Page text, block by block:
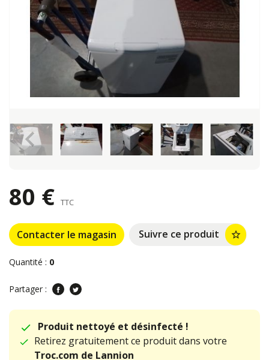
keyboard_arrow_left keyboard_arrow_right
80 € TTC
Contacter le magasin Suivre ce produit star_border
Quantité : 0
Partager :
Produit nettoyé et désinfecté !
Retirez gratuitement ce produit dans votre
Troc.com de Lannion